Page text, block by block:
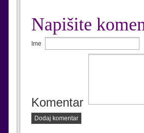
Napišite
Ime
Komentar
Dodaj komentar